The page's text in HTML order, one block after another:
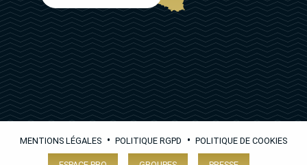
MENTIONS LÉGALES • POLITIQUE RGPD • POLITIQUE DE COOKIES